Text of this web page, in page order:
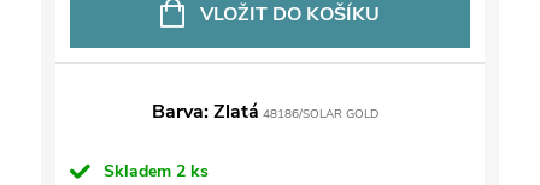
VLOŽIT DO KOŠÍKU
Barva: Zlatá 48186/SOLAR GOLD
Skladem 2 ks